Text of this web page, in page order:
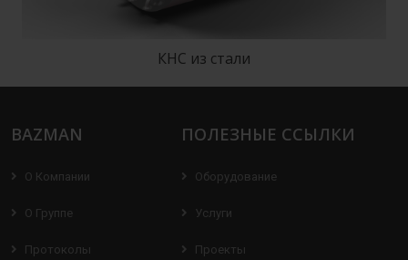
КНС из стали
BAZMAN
О Компании
О Группе
Протоколы
ПОЛЕЗНЫЕ ССЫЛКИ
Оборудование
Услуги
Проекты